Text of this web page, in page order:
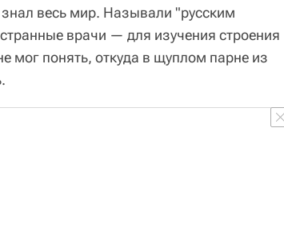
весь мир. Называли "русским
врачи — для изучения строения
мог понять, откуда в щуплом парне из